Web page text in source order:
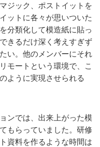
ジック、ポストイットを
ットに各々が思いついた
分類化して模造紙に貼っ
きるだけ深く考えすぎず
い。他のメンバーにそれ
モートという環境で、こ
ように実現させられる
ンでは、出来上がった模
もらっていました。研修
資料を作るような時間は